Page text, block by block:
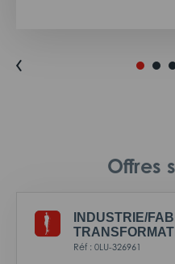
Offres
INDUSTRIE/
Réf : 0LU-326961